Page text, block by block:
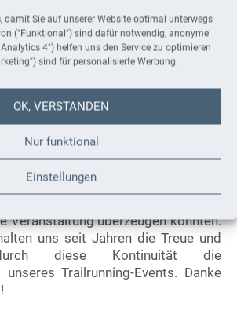
, damit Sie auf unserer Website optimal unterwegs
("Funktional") sind dafür notwendig, anonyme
4") helfen uns den Service zu optimieren
sind für personalisierte Werbung.
OK, VERSTANDEN
Nur funktional
Einstellungen
Sponsoren
geht an alle Sponsoren,
Wir sind sehr froh darüber,
Veranstaltung überzeugen konnten.
uns seit Jahren die Treue und
diese Kontinuität die
unseres Trailrunning-Events. Danke